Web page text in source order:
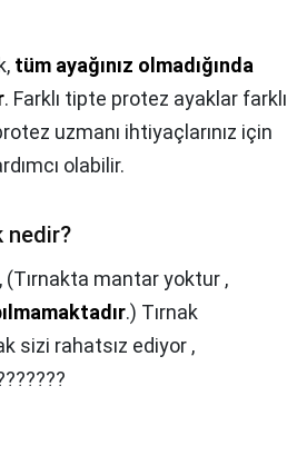
tüm ayağınız olmadığında
. Farklı tipte protez ayaklar farklı
uzmanı ihtiyaçlarınız için
olabilir.
nedir?
(Tırnakta mantar yoktur ,
.) Tırnak
sizi rahatsız ediyor ,